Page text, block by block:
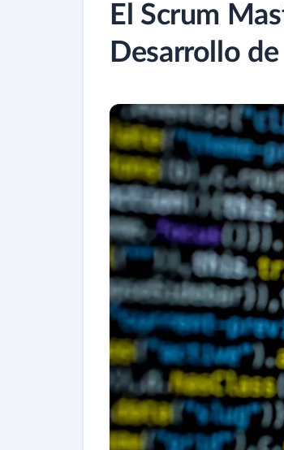
El Scrum
Desarrollo